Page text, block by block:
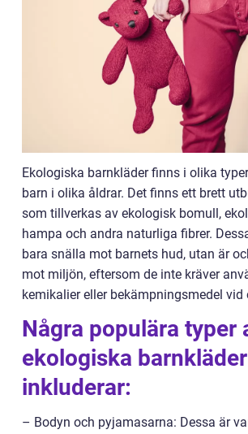
Ekologiska barnkläder finns i olika
barn i olika åldrar. Det finns ett brett
som tillverkas av ekologisk bomull,
hampa och andra naturliga fibrer.
bara snälla mot barnets hud, utan är
mot miljön, eftersom de inte kräver
kemikalier eller bekämpningsmedel vid
Några populära typer
ekologiska barnkläder
inkluderar:
– Bodyn och pyjamasarna: Dessa är